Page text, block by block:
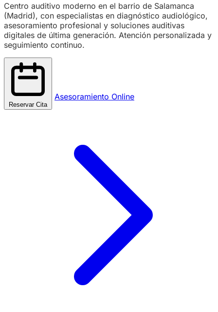
Centro auditivo moderno en el barrio de Salamanca
(Madrid), con especialistas en diagnóstico audiológico,
asesoramiento profesional y soluciones auditivas
digitales de última generación. Atención personalizada y
seguimiento continuo.
Reservar Cita
Asesoramiento Online